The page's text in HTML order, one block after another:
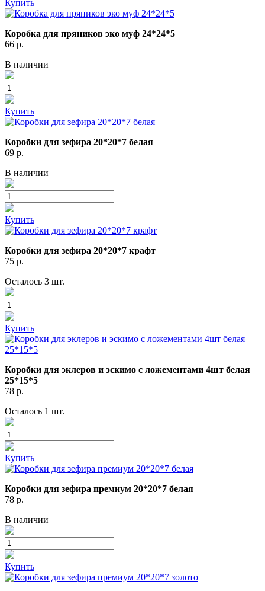
Купить
Коробка для пряников эко муф 24*24*5
66 р.
В наличии
Купить
Коробки для зефира 20*20*7 белая
69 р.
В наличии
Купить
Коробки для зефира 20*20*7 крафт
75 р.
Осталось 3 шт.
Купить
Коробки для эклеров и эскимо с ложементами 4шт белая
25*15*5
78 р.
Осталось 1 шт.
Купить
Коробки для зефира премиум 20*20*7 белая
78 р.
В наличии
Купить